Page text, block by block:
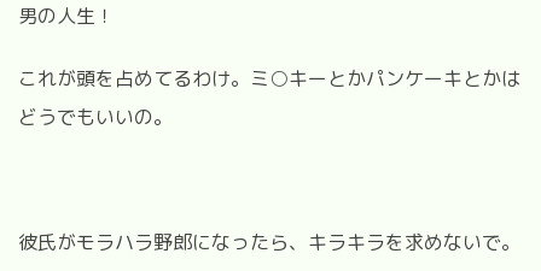
男の人生！
これが頭を占めてるわけ。ミ○キーとかパンケーキとかは
どうでもいいの。
彼氏がモラハラ野郎になったら、キラキラを求めないで。